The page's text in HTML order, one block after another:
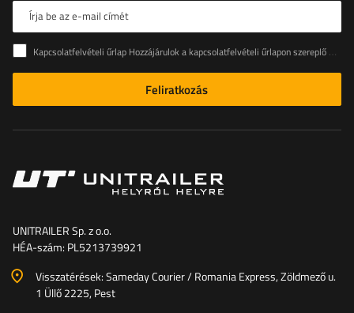
Írja be az e-mail címét
Kapcsolatfelvételi űrlap Hozzájárulok a kapcsolatfelvételi űrlapon szereplő személyes adataimnak az Európai Parlament és a Tanács (EU) rendeletével összhangban történő kezeléséhez
Feliratkozás
UNITRAILER Sp. z o.o.
HÉA-szám: PL5213739921
Visszatérések: Sameday Courier / Romania Express, Zöldmező u.
1 Üllő 2225, Pest